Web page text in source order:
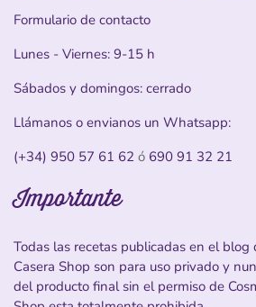
Formulario de contacto
Lunes - Viernes: 9-15 h
Sábados y domingos: cerrado
Llámanos o envianos un Whatsapp:
(+34) 950 57 61 62 ó 690 91 32 21
Importante
Todas las recetas publicadas en el blog
Casera Shop son para uso privado y
del producto final sin el permiso de